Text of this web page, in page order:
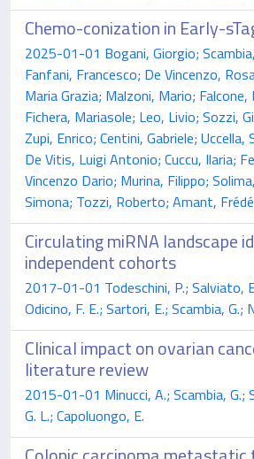
Chemo-conization in Early-
2025-01-01 Bogani, Giorgio;
Fanfani, Francesco; De Vincenzo,
Maria Grazia; Malzoni, Mario;
Fichera, Mariasole; Leo, Livio; Sozzi,
Zupi, Enrico; Centini, Gabriele;
De Vitis, Luigi Antonio; Cuccu, Ilaria;
Vincenzo Dario; Murina, Filippo;
Simona; Tozzi, Roberto; Amant,
Circulating miRNA landscape
independent cohorts
2017-01-01 Todeschini, P.; Salviato,
Odicino, F. E.; Sartori, E.; Scambia,
Clinical impact on ovarian
literature review
2015-01-01 Minucci, A.; Scambia, G.;
G. L.; Capoluongo, E.